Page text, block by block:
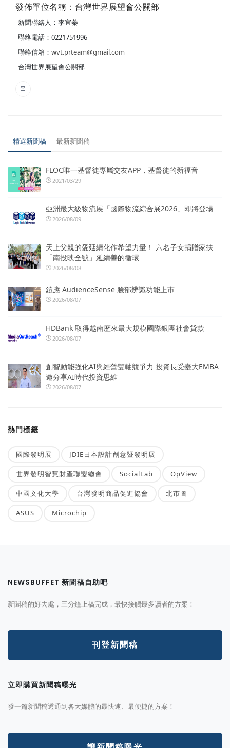
發佈單位名稱：台灣世界展望會公關部
新聞聯絡人：李宜蓁
聯絡電話：0221751996
聯絡信箱： wvt.prteam@gmail.com
台灣世界展望會公關部
精選新聞稿 最新新聞稿
FLOC唯一基督徒專屬交友APP，基督徒的新福音
2021/03/29
亞洲最大級物流展「國際物流綜合展2026」即將登場
2026/08/09
天上父親的愛延續化作希望力量！ 六名子女捐贈家扶
「南投映全號」延續善的循環
2026/08/08
鎧應 AudienceSense 臉部辨識功能上市
2026/08/07
HDBank 取得越南歷來最大規模國際銀團社會貸款
2026/08/07
創智動能強化AI與經營雙軸競爭力 投資長受臺大EMBA
邀分享AI時代投資思維
2026/08/07
熱門標籤
國際發明展 JDIE日本設計創意暨發明展
世界發明智慧財產聯盟總會 SocialLab OpView
中國文化大學 台灣發明商品促進協會 北市圖
ASUS Microchip
NEWSBUFFET 新聞稿自助吧
新聞稿的好去處，三分鐘上稿完成，最快接觸最多讀者的方案！
刊登新聞稿
立即購買新聞稿曝光
發一篇新聞稿透通到各大媒體的最快速、最便捷的方案！